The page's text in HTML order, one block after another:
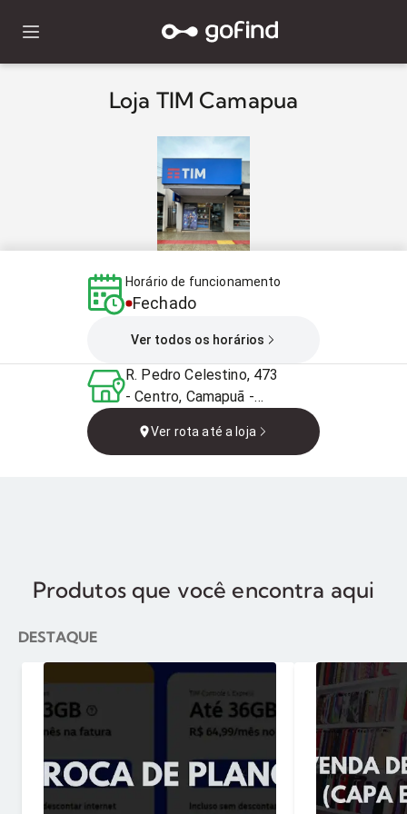
Loja TIM Camapua
Horário de funcionamento
Fechado
Ver todos os horários
R. Pedro Celestino, 473
- Centro, Camapuã -
Ver rota até a loja
Produtos que você encontra aqui
DESTAQUE